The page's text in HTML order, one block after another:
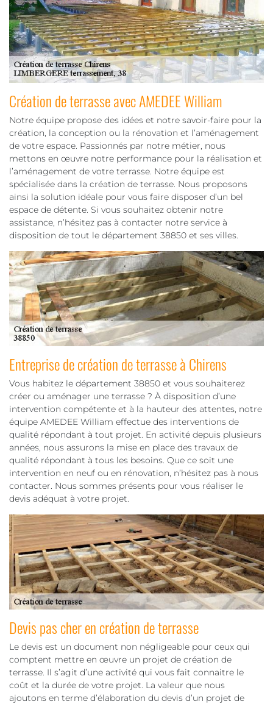
Création de terrasse avec AMEDEE William
Notre équipe propose des idées et notre savoir-faire pour la
création, la conception ou la rénovation et l’aménagement
de votre espace. Passionnés par notre métier, nous
mettons en œuvre notre performance pour la réalisation et
l’aménagement de votre terrasse. Notre équipe est
spécialisée dans la création de terrasse. Nous proposons
ainsi la solution idéale pour vous faire disposer d’un bel
espace de détente. Si vous souhaitez obtenir notre
assistance, n’hésitez pas à contacter notre service à
disposition de tout le département 38850 et ses villes.
Entreprise de création de terrasse à Chirens
Vous habitez le département 38850 et vous souhaiterez
créer ou aménager une terrasse ? À disposition d’une
intervention compétente et à la hauteur des attentes, notre
équipe AMEDEE William effectue des interventions de
qualité répondant à tout projet. En activité depuis plusieurs
années, nous assurons la mise en place des travaux de
qualité répondant à tous les besoins. Que ce soit une
intervention en neuf ou en rénovation, n’hésitez pas à nous
contacter. Nous sommes présents pour vous réaliser le
devis adéquat à votre projet.
Devis pas cher en création de terrasse
Le devis est un document non négligeable pour ceux qui
comptent mettre en œuvre un projet de création de
terrasse. Il s’agit d’une activité qui vous fait connaitre le
coût et la durée de votre projet. La valeur que nous
ajoutons en terme d’élaboration du devis d’un projet de